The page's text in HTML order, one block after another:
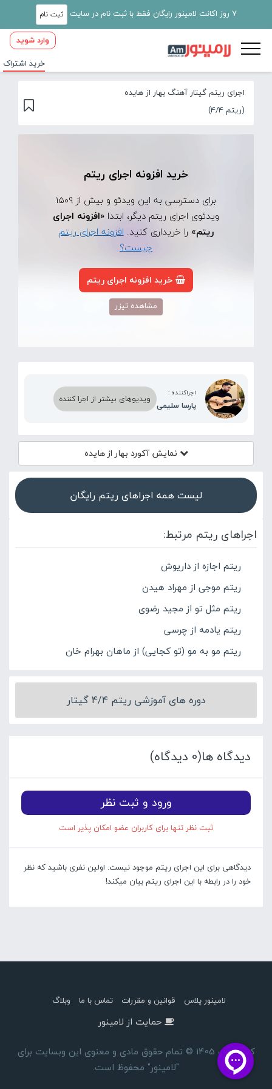
7 روز اکانت لامینور رایگان فقط با ثبت نام در سایت ثبت نام
وارد شوید
خرید اشتراک
اجرای ریتم گیتار آهنگ بهار از هایده
(ریتم 4/4)
خرید افزونه اجرای ریتم
برای دسترسی به این ویدئو و بیش از 1509
ویدئوی اجرای ریتم دیگر، ابتدا «افزونه اجرای
ریتم» را خریداری کنید.افزونه اجرای ریتم
چیست؟
خرید افزونه اجرای ریتم
مشاهده تیزر
اجراکننده :
پارسا سلیمی
ویدیوهای بیشتر از اجرا کننده
نمایش آکورد بهار از هایده
لیست همه اجراهای ریتم رایگان
اجراهای ریتم مرتبط:
ریتم اجازه از داریوش
ریتم موجی از مهراد هیدن
ریتم مثل تو از مجید رضوی
ریتم یادمه از چرسی
ریتم مو به مو (تو کجایی) از ماهان بهرام خان
دوره های آموزشی ریتم 4/4 گیتار
دیدگاه ها(0 دیدگاه)
ورود و ثبت نظر
ثبت نظر تنها برای کاربران عضو امکان پذیر است
دیدگاهی برای این اجرای ریتم موجود نیست. اولین نفری باشید که نظر
خود را در رابطه با این اجرای ریتم بیان میکند!
لامینور پلاس قوانین و مقررات تماس با ما وبلاگ
حمایت از لامینور
کپی رایت 1405 © تمام حقوق مادی و معنوی این وبسایت برای
"لامینور" محفوظ است.